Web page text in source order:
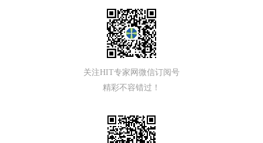
关注HIT专家网微信订阅号
精彩不容错过！